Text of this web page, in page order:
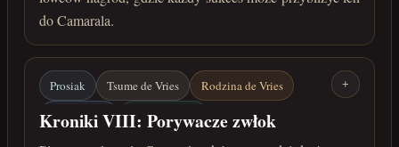
do Camarala.
Prosiak Tsume de Vries
Rodzina de Vries
Mar-Margot
Camaralczycy
+
Kroniki VIII: Porywacze zwłok